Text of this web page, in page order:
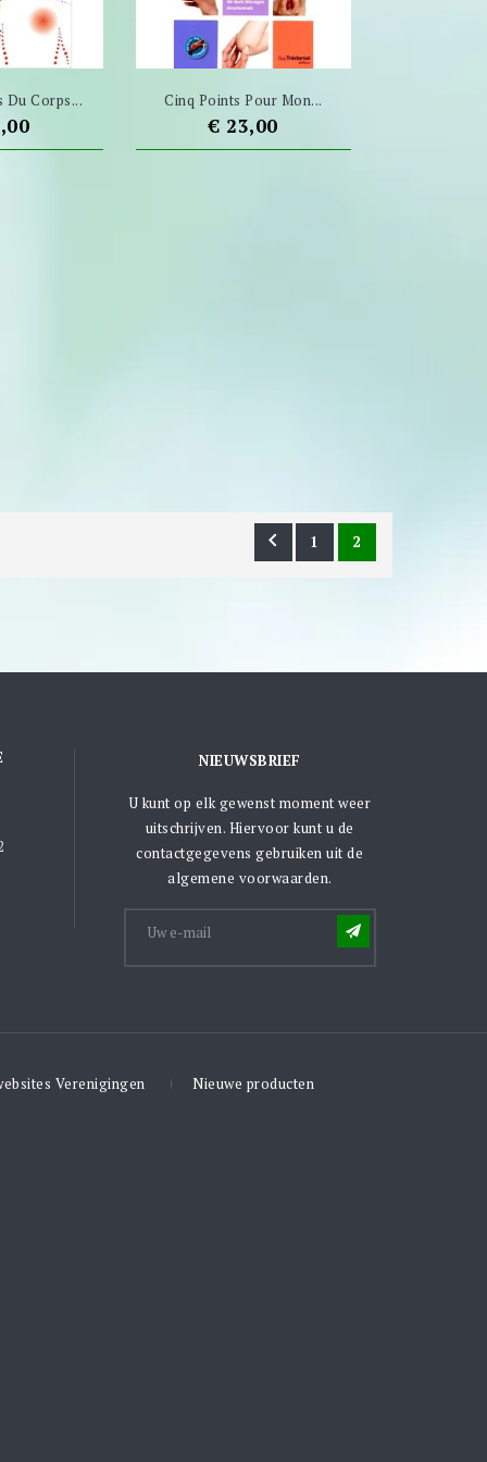
Du Corps... Cinq Points Pour Mon...
Prijs
€ 23,00
 1 2
NIEUWSBRIEF
U kunt op elk gewenst moment weer
uitschrijven. Hiervoor kunt u de
contactgegevens gebruiken uit de
algemene voorwaarden.
Verenigingen Nieuwe producten